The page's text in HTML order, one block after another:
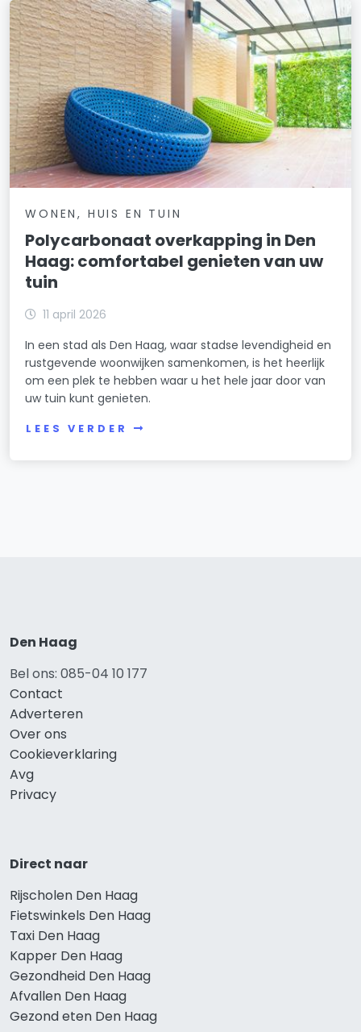
WONEN, HUIS EN TUIN
Polycarbonaat overkapping in Den
Haag: comfortabel genieten van uw
tuin
11 april 2026
In een stad als Den Haag, waar stadse levendigheid en
rustgevende woonwijken samenkomen, is het heerlijk
om een plek te hebben waar u het hele jaar door van
uw tuin kunt genieten.
LEES VERDER
Den Haag
Bel ons: 085-04 10 177
Contact
Adverteren
Over ons
Cookieverklaring
Avg
Privacy
Direct naar
Rijscholen Den Haag
Fietswinkels Den Haag
Taxi Den Haag
Kapper Den Haag
Gezondheid Den Haag
Afvallen Den Haag
Gezond eten Den Haag